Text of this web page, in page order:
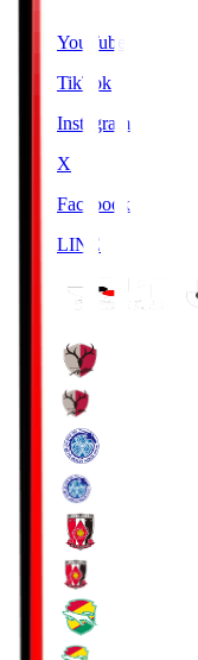
YouTube
TikTok
Instagram
X
Facebook
LINE